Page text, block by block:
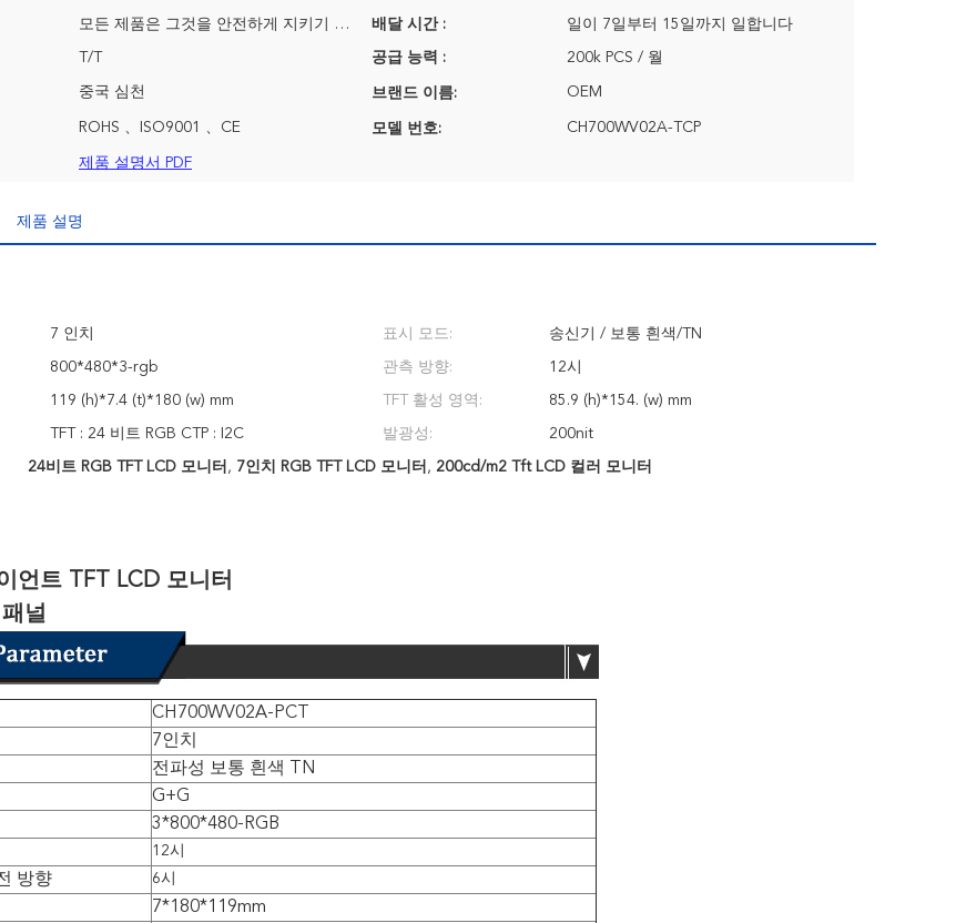
모든 제품은 그것을 안전하게 지키기 위한 적합한 방법으로 싸여집니다. 상품의 작은 사이즈를 위해 우리는 트레이 + 통을 사용합니다, 더 큰 크기를 위해 우리가 거품 슬롯 + 통 배달 시간 : 일이 7일부터 15일까지 일합니다
T/T 공급 능력 : 200k PCS / 월
중국 심천 브랜드 이름: OEM
ROHS 、ISO9001 、CE 모델 번호: CH700WV02A-TCP
제품 설명서 PDF
제품 설명
7 인치 표시 모드: 송신기 / 보통 흰색/TN
800*480*3-rgb 관측 방향: 12시
119 (h)*7.4 (t)*180 (w) mm TFT 활성 영역: 85.9 (h)*154. (w) mm
TFT : 24 비트 RGB CTP : I2C 발광성: 200nit
24비트 RGB TFT LCD 모니터 , 7인치 RGB TFT LCD 모니터 , 200cd/m2 Tft LCD 컬러 모니터
언트 TFT LCD 모니터
널
CH700WV02A-PCT
7인치
전파성 보통 흰색 TN
G+G
3*800*480-RGB
12시
방향 6시
7*180*119mm